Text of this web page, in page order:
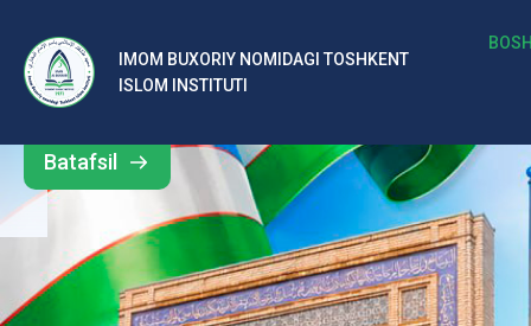
IMOM BUXORIY NOMIDAGI TOSHKENT
ISLOM INSTITUTI
b
al
ar
o‘
rt
Barcha
yangiliklar
Batafsil